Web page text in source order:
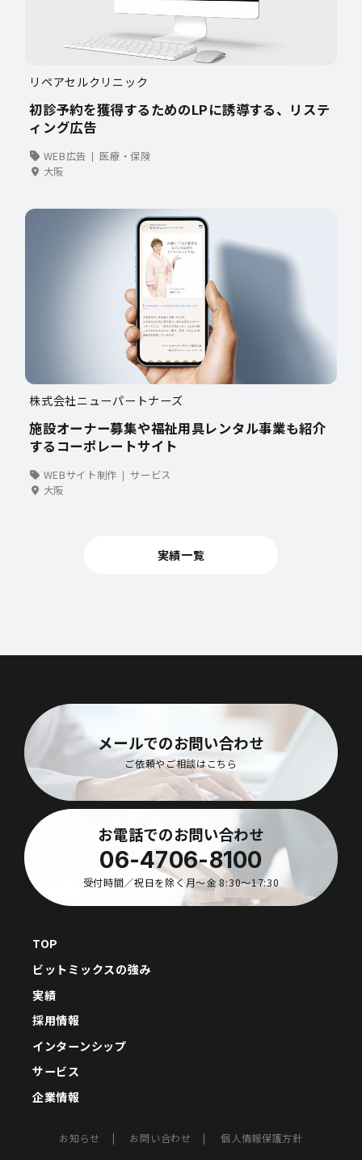
リペアセルクリニック
初診予約を獲得するためのLPに誘導する、リステ
ィング広告
WEB広告
医療・保険
大阪
株式会社ニューパートナーズ
施設オーナー募集や福祉用具レンタル事業も紹介
するコーポレートサイト
WEBサイト制作
サービス
大阪
実績一覧
メールでのお問い合わせ
ご依頼やご相談はこちら
お電話でのお問い合わせ
06-4706-8100
受付時間／祝日を除く月〜金 8:30〜17:30
TOP
ビットミックスの強み
実績
採用情報
インターンシップ
サービス
企業情報
お知らせ お問い合わせ 個人情報保護方針